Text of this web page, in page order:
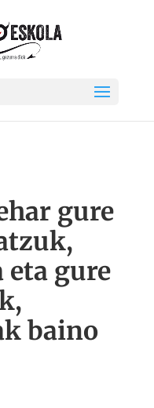
gure
eta gure
baino